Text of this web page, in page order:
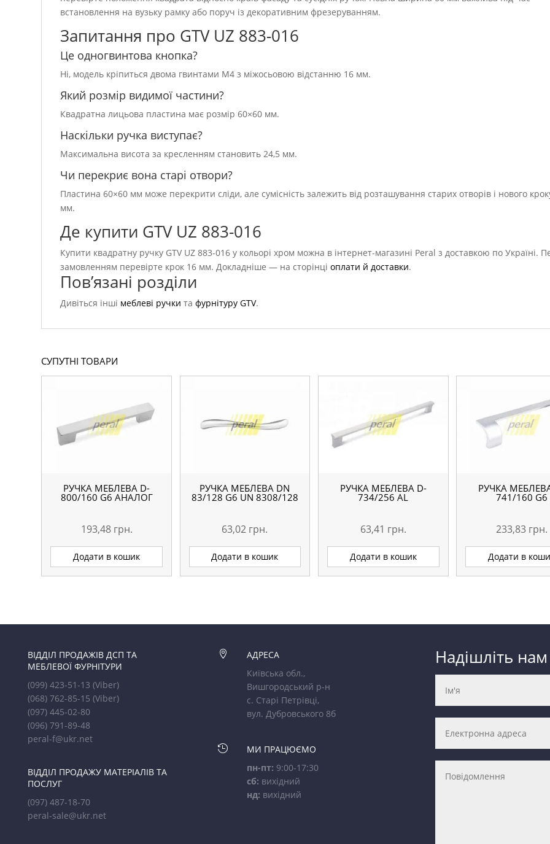
встановлення на вузьку рамку або поруч із декоративним фрезеруванням.
Запитання про GTV UZ 883-016
Це одногвинтова кнопка?
Ні, модель кріпиться двома гвинтами M4 з міжосьовою відстанню 16 мм.
Який розмір видимої частини?
Квадратна лицьова пластина має розмір 60×60 мм.
Наскільки ручка виступає?
Максимальна висота за кресленням становить 24,5 мм.
Чи перекриє вона старі отвори?
Пластина 60×60 мм може перекрити сліди, але сумісність залежить від розташування старих отворів і нового
мм.
Де купити GTV UZ 883-016
Купити квадратну ручку GTV UZ 883-016 у кольорі хром можна в інтернет-магазині Peral з доставкою по Україні.
замовленням перевірте крок 16 мм. Докладніше — на сторінціоплати й доставки.
Пов’язані розділи
Дивіться інші меблеві ручки тафурнітуру GTV.
СУПУТНІ ТОВАРИ
РУЧКА МЕБЛЕВА D-
800/160 G6 АНАЛОГ
193,48 грн.
Додати в кошик
РУЧКА МЕБЛЕВА DN
83/128 G6 UN 8308/128
63,02 грн.
Додати в кошик
РУЧКА МЕБЛЕВА D-
734/256 AL
63,41 грн.
Додати в кошик
РУЧКА
741/160 G6
233,83 грн.
Додати в
ВІДДІЛ ПРОДАЖІВ ДСП ТА
МЕБЛЕВОЇ ФУРНІТУРИ
(099) 423-51-13(Viber)
(068) 762-85-15(Viber)
(097) 445-02-80
(096) 791-89-48
peral-f@ukr.net
ВІДДІЛ ПРОДАЖУ МАТЕРІАЛІВ ТА
ПОСЛУГ
(097) 487-18-70
peral-sale@ukr.net

АДРЕСА
Київська обл.,
Вишгородський р-н
с. Старі Петрівці,
вул. Дубровського 8б

МИ ПРАЦЮЄМО
пн-пт: 9:00-17:30
сб: вихідний
нд: вихідний
Надішліть